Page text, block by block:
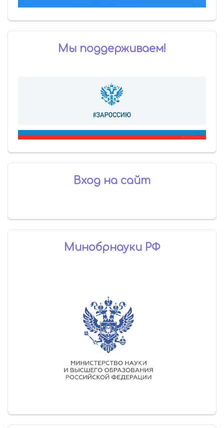
Мы поддерживаем!
Вход на сайт
Минобрнауки РФ